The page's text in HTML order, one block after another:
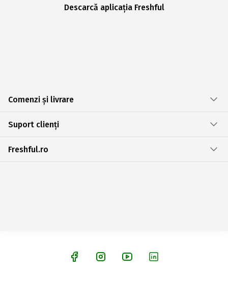
Descarcă aplicația Freshful
Comenzi și livrare
Suport clienți
Freshful.ro